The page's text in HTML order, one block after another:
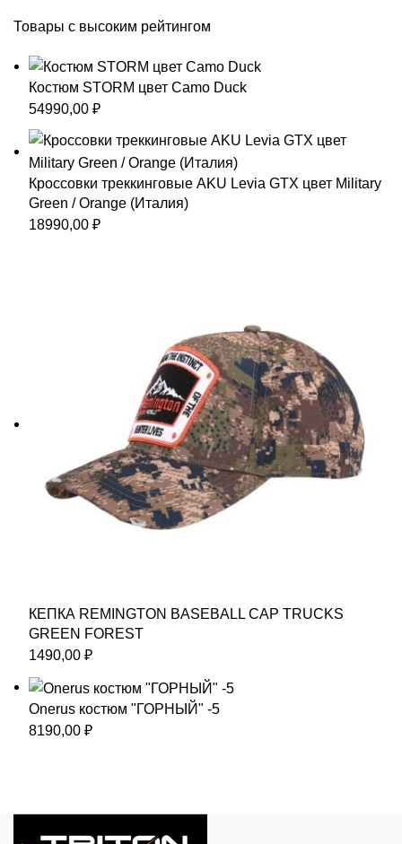
Товары с высоким рейтингом
Костюм STORM цвет Camo Duck
54990,00 ₽
Кроссовки треккинговые AKU Levia GTX цвет Military
Green / Orange (Италия)
18990,00 ₽
КЕПКА REMINGTON BASEBALL CAP TRUCKS
GREEN FOREST
1490,00 ₽
Onerus костюм "ГОРНЫЙ" -5
8190,00 ₽